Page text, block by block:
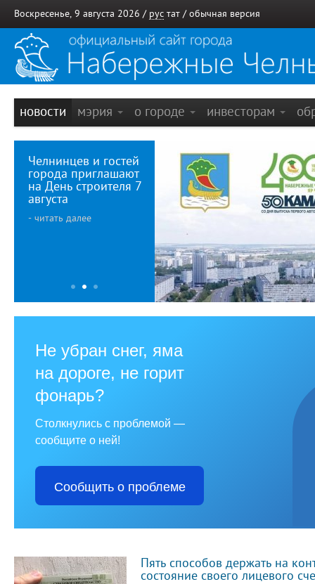
Воскресенье, 9 августа 2026 / рус тат / обычная версия
новости мэрия о городе инвесторам
Челнинцев и гостей
города приглашают
на День строителя 7
августа
- читать далее
1 2 3
Деловой
понедельник
400-
Не убран снег, яма
на дороге, не горит
фонарь?
Столкнулись с проблемой —
сообщите о ней!
Сообщить о проблеме
Пять способов держать на
состояние своего лицевого